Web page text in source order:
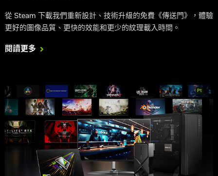
從 Steam 下載我們重新設計、技術升級的免費《傳送門》，體驗
更好的圖像品質、更快的效能和更少的紋理載入時間。
閱讀更多